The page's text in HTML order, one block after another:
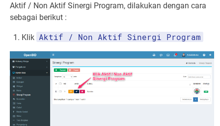
Aktif / Non Aktif Sinergi Program, dilakukan dengan cara
sebagai berikut :
Klik Aktif / Non Aktif Sinergi Program